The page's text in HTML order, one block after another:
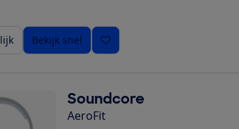
Bekijk snel
Soundcore
AeroFit